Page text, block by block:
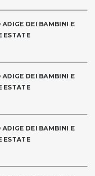
DEI BAMBINI E
ESTATE
DEI BAMBINI E
ESTATE
DEI BAMBINI E
ESTATE